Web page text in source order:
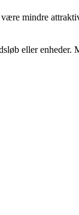
mindre
eller